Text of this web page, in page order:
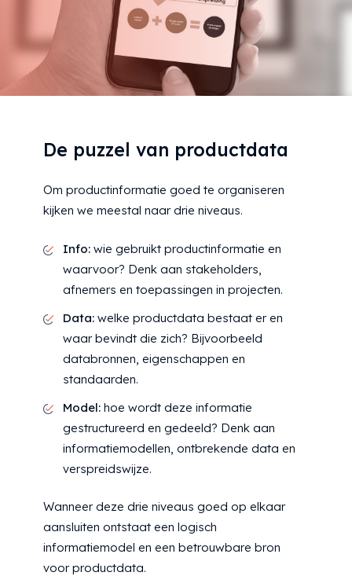
De puzzel van productdata
Om productinformatie goed te organiseren
kijken we meestal naar drie niveaus.
Info: wie gebruikt productinformatie en
waarvoor? Denk aan stakeholders,
afnemers en toepassingen in projecten.
Data: welke productdata bestaat er en
waar bevindt die zich? Bijvoorbeeld
databronnen, eigenschappen en
standaarden.
Model: hoe wordt deze informatie
gestructureerd en gedeeld? Denk aan
informatiemodellen, ontbrekende data en
verspreidswijze.
Wanneer deze drie niveaus goed op elkaar
aansluiten ontstaat een logisch
informatiemodel en een betrouwbare bron
voor productdata.